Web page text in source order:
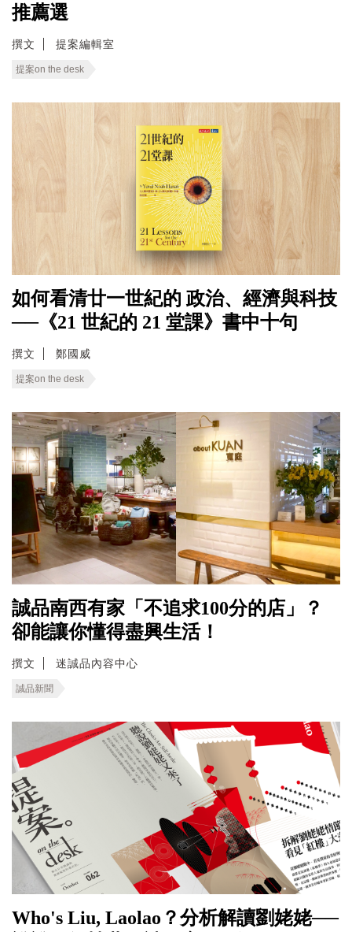
推薦選
撰文 提案編輯室
提案on the desk
如何看清廿一世紀的 政治、經濟與科技
──《21 世紀的 21 堂課》書中十句
撰文 鄭國威
提案on the desk
誠品南西有家「不追求100分的店」？
卻能讓你懂得盡興生活！
撰文 迷誠品內容中心
誠品新聞
Who's Liu, Laolao？分析解讀劉姥姥──